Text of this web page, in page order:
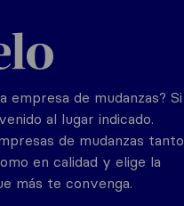
empresa de mudanzas? Si
al lugar indicado.
de mudanzas tanto
en calidad y elige la
más te convenga.